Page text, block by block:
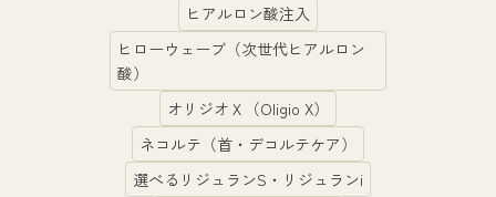
ヒアルロン酸注入
ヒローウェーブ（次世代ヒアルロン
酸）
オリジオＸ（Oligio X）
ネコルテ（首・デコルテケア）
選べるリジュランS・リジュランi